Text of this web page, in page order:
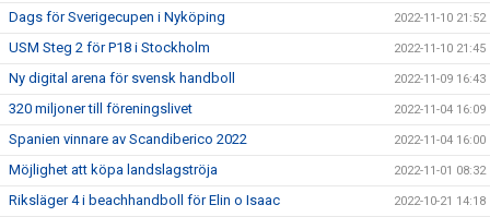
Dags för Sverigecupen i Nyköping 2022-11-10 21:52
USM Steg 2 för P18 i Stockholm 2022-11-10 21:45
Ny digital arena för svensk handboll 2022-11-09 16:43
320 miljoner till föreningslivet 2022-11-04 16:09
Spanien vinnare av Scandiberico 2022 2022-11-04 16:00
Möjlighet att köpa landslagströja 2022-11-01 08:32
Riksläger 4 i beachhandboll för Elin o Isaac 2022-10-21 14:18